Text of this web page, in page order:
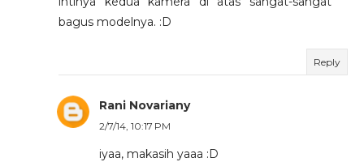
bagus modelnya. :D
Reply
Rani Novariany
2/7/14, 10:17 PM
iyaa, makasih yaaa :D